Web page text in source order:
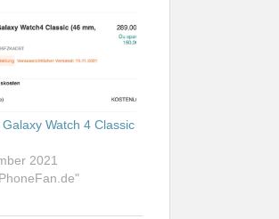
Watch 4 Classic
2021